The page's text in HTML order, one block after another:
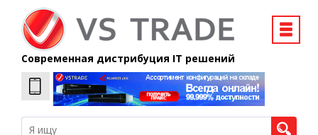
Современная дистрибуция IT решений